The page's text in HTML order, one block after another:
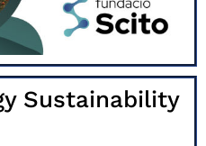
Sustainability